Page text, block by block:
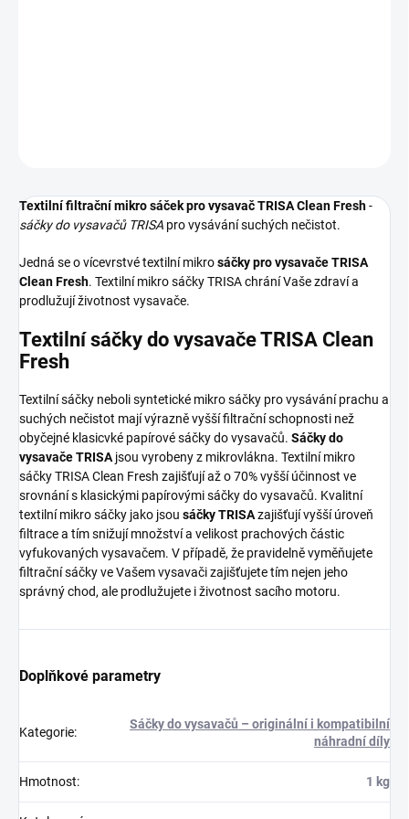
Textilní filtrační mikro sáček pro vysavač TRISA Clean Fresh-
sáčky do vysavačů TRISA pro vysávání suchých nečistot.
Jedná se o vícevrstvé textilní mikrosáčky pro vysavače TRISA
Clean Fresh. Textilní mikro sáčky TRISA chrání Vaše zdraví a
prodlužují životnost vysavače.
Textilní sáčky do vysavače TRISA Clean
Fresh
Textilní sáčky neboli syntetické mikro sáčky pro vysávání prachu a
suchých nečistot mají výrazně vyšší filtrační schopnosti než
obyčejné klasicvké papírové sáčky do vysavačů. Sáčky do
vysavače TRISA jsou vyrobeny z mikrovlákna. Textilní mikro
sáčky TRISA Clean Fresh zajišťují až o 70% vyšší účinnost ve
srovnání s klasickými papírovými sáčky do vysavačů. Kvalitní
textilní mikro sáčky jako jsou sáčky TRISAzajišťují vyšší úroveň
filtrace a tím snižují množství a velikost prachových částic
vyfukovaných vysavačem. V případě, že pravidelně vyměňujete
filtrační sáčky ve Vašem vysavači zajišťujete tím nejen jeho
správný chod, ale prodlužujete i životnost sacího motoru.
Doplňkové parametry
Kategorie:
Sáčky do vysavačů – originální i kompatibilní
náhradní díly
Hmotnost: 1 kg